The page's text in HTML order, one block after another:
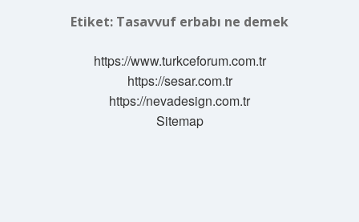
Etiket: Tasavvuf erbabı ne demek
https://www.turkceforum.com.tr
https://sesar.com.tr
https://nevadesign.com.tr
Sitemap